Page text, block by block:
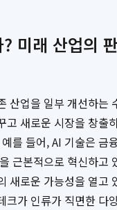
미래 산업의
산업을 일부 개선하는
고 새로운 시장을 창출
를 들어, AI 기술은 금
근본적으로 혁신하고
새로운 가능성을 열고
크가 인류가 직면한 다